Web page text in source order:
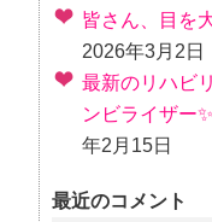
皆さん、目を
2026年3月2日
最新のリハビ
ンビライザー
年2月15日
最近のコメント